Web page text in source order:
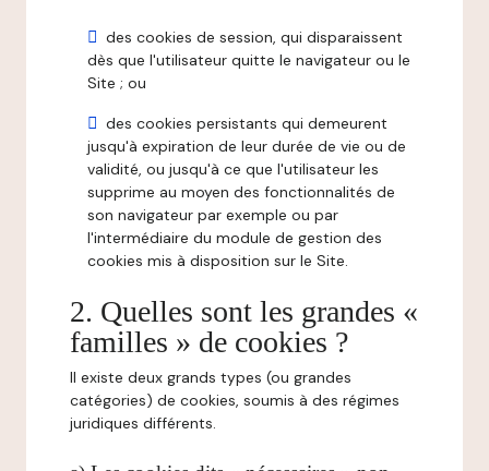
des cookies de session, qui disparaissent
dès que l'utilisateur quitte le navigateur ou le
Site ; ou
des cookies persistants qui demeurent
jusqu'à expiration de leur durée de vie ou de
validité, ou jusqu'à ce que l'utilisateur les
supprime au moyen des fonctionnalités de
son navigateur par exemple ou par
l'intermédiaire du module de gestion des
cookies mis à disposition sur le Site.
2. Quelles sont les grandes «
familles » de cookies ?
Il existe deux grands types (ou grandes
catégories) de cookies, soumis à des régimes
juridiques différents.